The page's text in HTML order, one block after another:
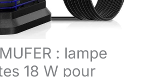
: lampe
18 W pour